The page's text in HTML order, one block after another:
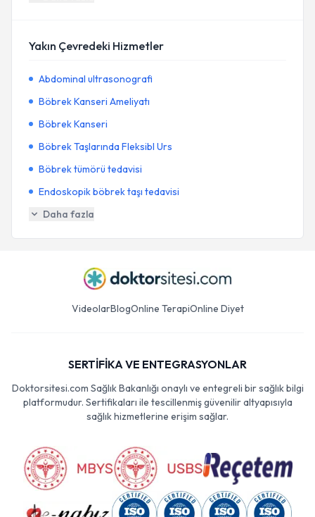
Yakın Çevredeki Hizmetler
Abdominal ultrasonografi
Böbrek Kanseri Ameliyatı
Böbrek Kanseri
Böbrek Taşlarında Fleksibl Urs
Böbrek tümörü tedavisi
Endoskopik böbrek taşı tedavisi
Daha fazla
VideolarBlogOnline TerapiOnline Diyet
SERTİFİKA VE ENTEGRASYONLAR
Doktorsitesi.com Sağlık Bakanlığı onaylı ve entegreli bir sağlık bilgi
platformudur. Sertifikaları ile tescillenmiş güvenilir altyapısıyla
sağlık hizmetlerine erişim sağlar.